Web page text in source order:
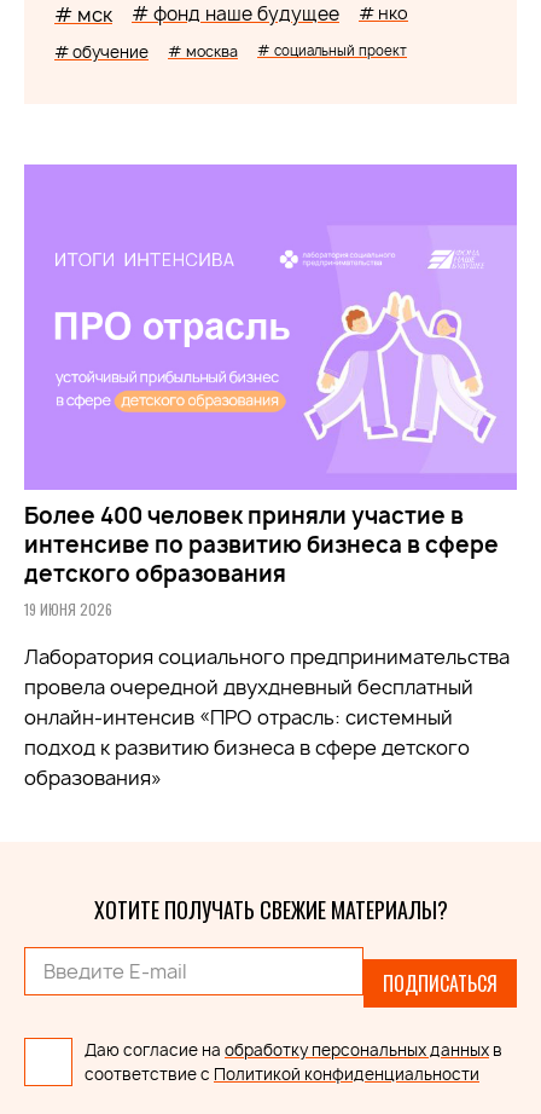
# мск # фонд наше будущее # нко
# обучение # москва # социальный проект
Более 400 человек приняли участие в
интенсиве по развитию бизнеса в сфере
детского образования
19 ИЮНЯ 2026
Лаборатория социального предпринимательства
провела очередной двухдневный бесплатный
онлайн-интенсив «ПРО отрасль: системный
подход к развитию бизнеса в сфере детского
образования»
ХОТИТЕ ПОЛУЧАТЬ СВЕЖИЕ МАТЕРИАЛЫ?
ПОДПИСАТЬСЯ
Даю согласие на обработку персональных данных в
соответствие с Политикой конфиденциальности